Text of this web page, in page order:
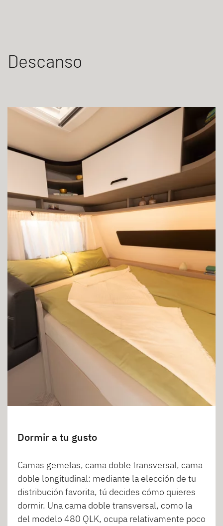
Descanso
Dormir a tu gusto
Camas gemelas, cama doble transversal, cama
doble longitudinal: mediante la elección de tu
distribución favorita, tú decides cómo quieres
dormir. Una cama doble transversal, como la
del modelo 480 QLK, ocupa relativamente poco